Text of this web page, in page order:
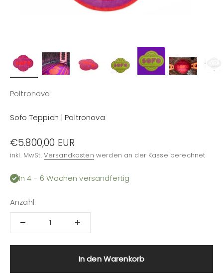
Poltronova
Sofo Teppich | Poltronova
Angebot
€5.800,00 EUR
inkl. MwSt. Versandkosten werden an der Kasse berechnet
In 4 - 6 Wochen versandfertig
Anzahl:
In den Warenkorb